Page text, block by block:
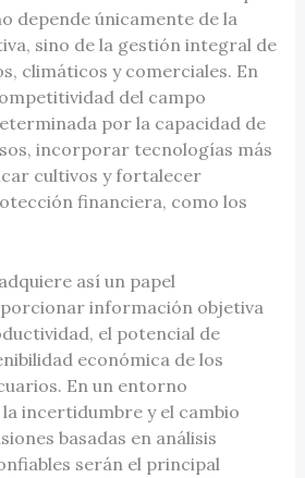
depende únicamente de la
sino de la gestión integral de
climáticos y comerciales. En
del campo
por la capacidad de
incorporar tecnologías más
cultivos y fortalecer
financiera, como los
así un papel
información objetiva
el potencial de
económica de los
En un entorno
incertidumbre y el cambio
basadas en análisis
serán el principal